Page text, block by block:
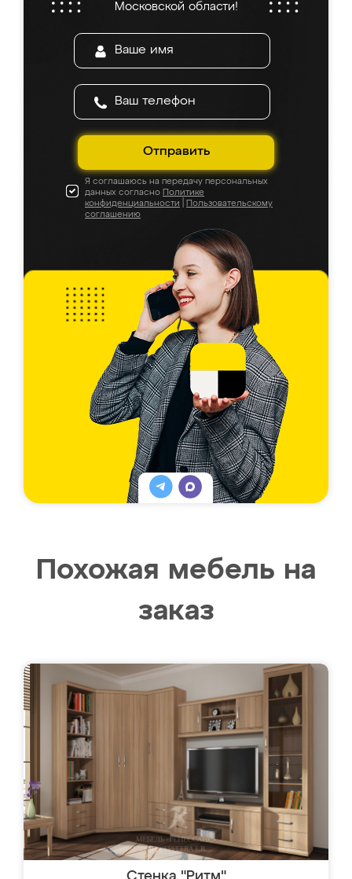
Московской области!
Отправить
Я соглашаюсь на передачу персональных
данных согласно Политике
конфиденциальности
Пользовательскому
соглашению
Похожая мебель на
заказ